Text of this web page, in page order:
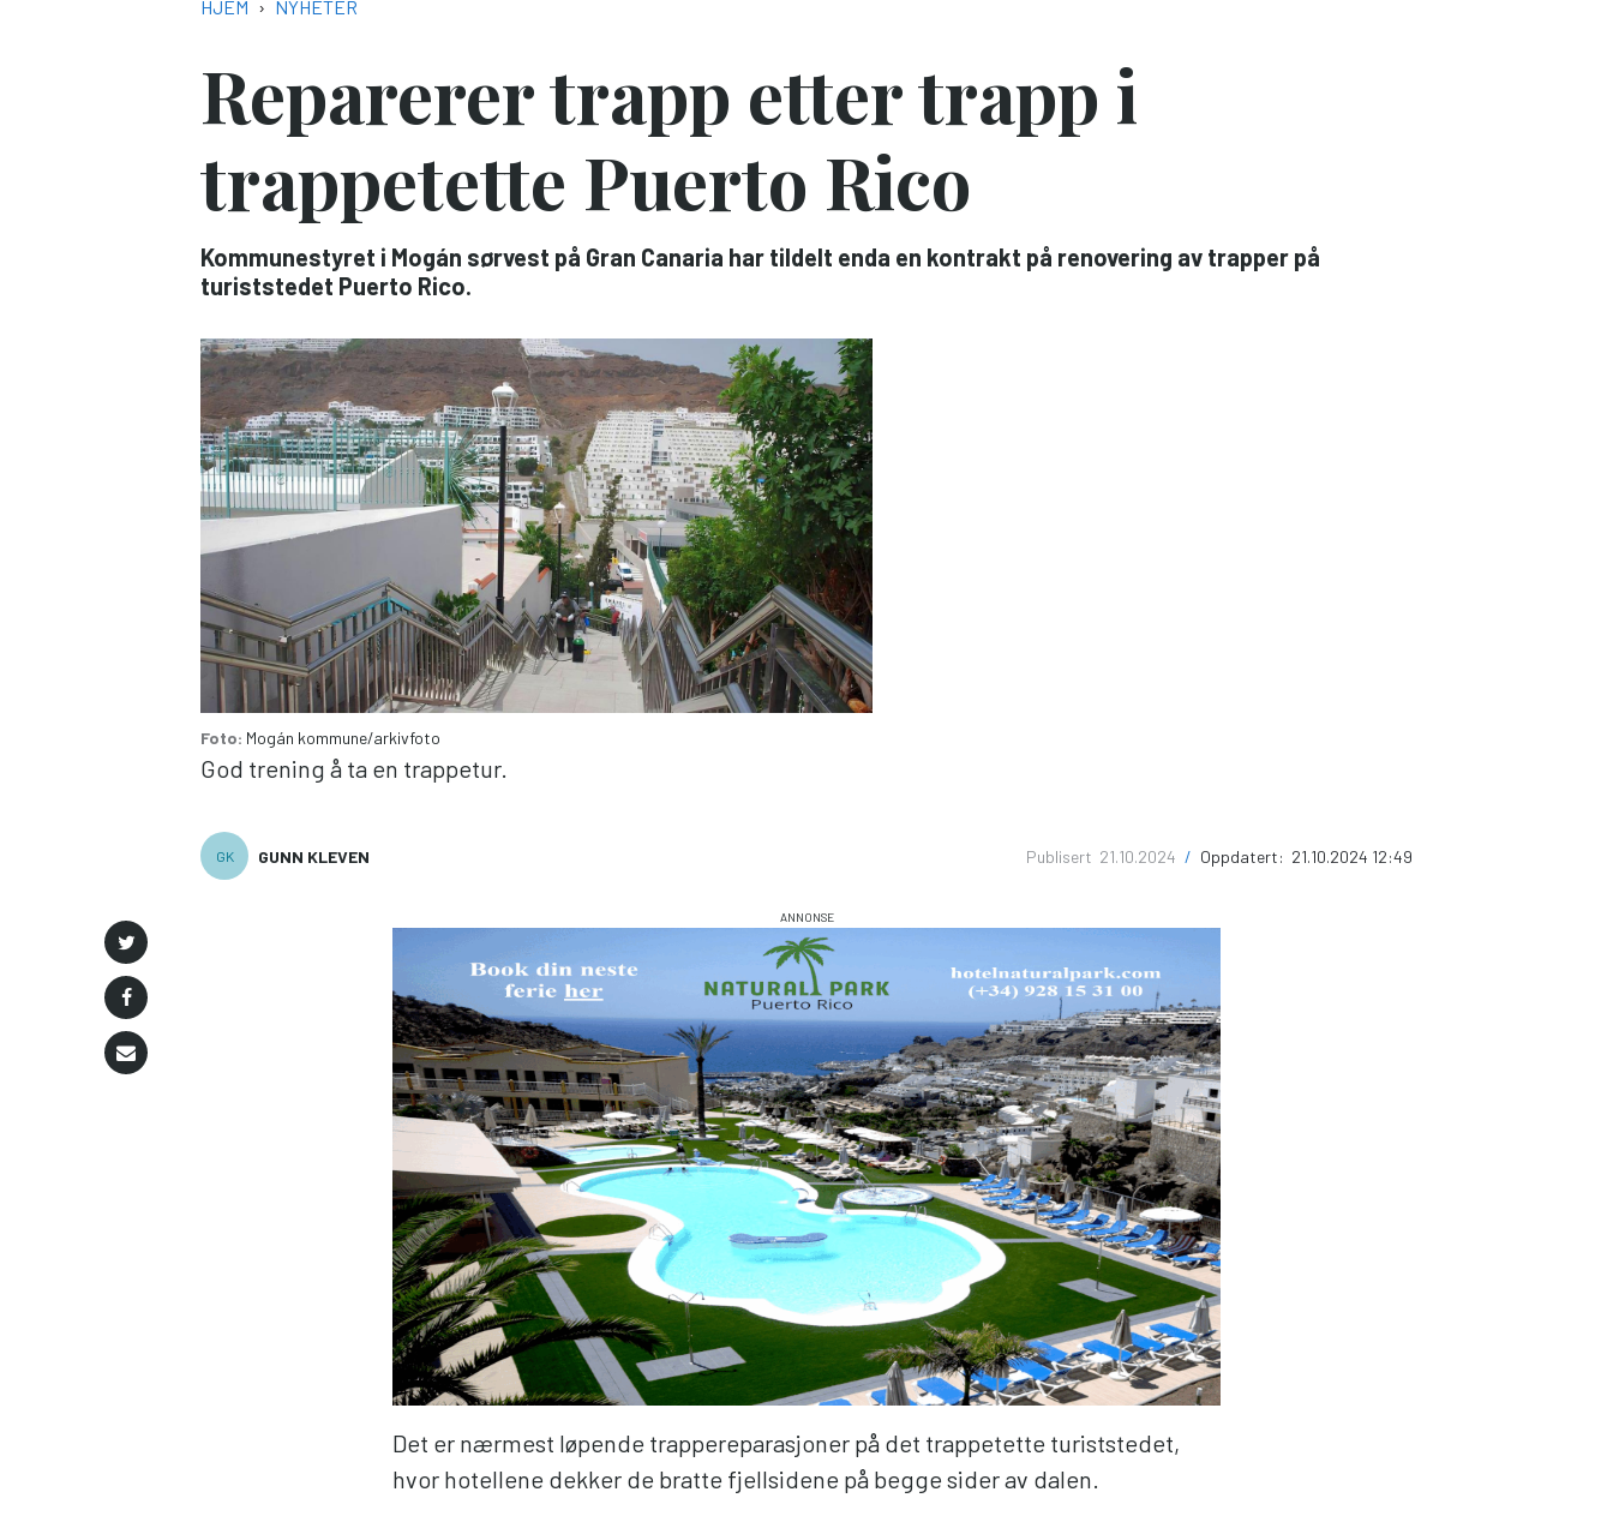
NAVIGASJONSSTI
HJEM NYHETER
Reparerer trapp etter trapp i
trappetette Puerto Rico
Kommunestyret i Mogán sørvest på Gran Canaria har tildelt enda en kontrakt på renovering av trapper på
turiststedet Puerto Rico.
Foto: Mogán kommune/arkivfoto
God trening å ta en trappetur.
GK GUNN KLEVEN Publisert 21.10.2024 / Oppdatert: 21.10.2024 12:49
Det er nærmest løpende trappereparasjoner på det trappetette turiststedet,
hvor hotellene dekker de bratte fjellsidene på begge sider av dalen.